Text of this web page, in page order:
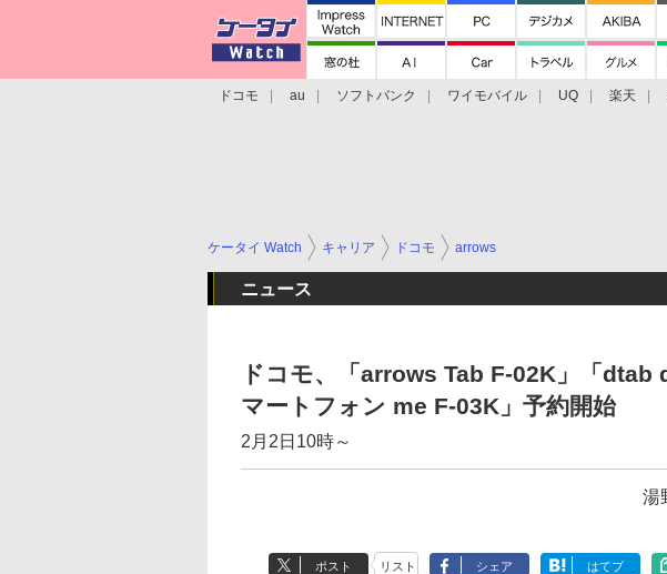
ドコモ au ソフトバンク ワイモバイル UQ 楽天
ケータイ Watch キャリア ドコモ arrows
ニュース
ドコモ、「arrows Tab F-02K」「dtab
マートフォン me F-03K」予約開始
2月2日10時～
湯
ポスト リスト シェア はてブ